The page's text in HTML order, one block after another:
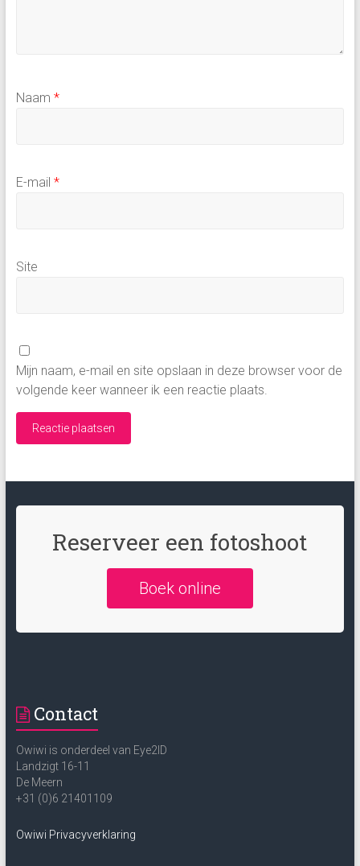
Naam *
E-mail *
Site
Mijn naam, e-mail en site opslaan in deze browser voor de
volgende keer wanneer ik een reactie plaats.
Reserveer een fotoshoot
Boek online
Contact
Owiwi is onderdeel van Eye2ID
Landzigt 16-11
De Meern
+31 (0)6 21401109
Owiwi Privacyverklaring